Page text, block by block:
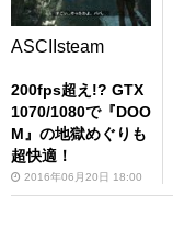
ASCIIsteam
200fps超え!? GTX
1070/1080で『DOO
M』の地獄めぐりも
超快適！
2016年06月20日 18:00